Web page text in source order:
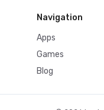
Navigation
Apps
Games
Blog